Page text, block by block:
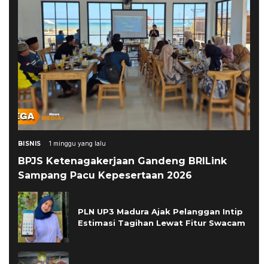
BISNIS 1 minggu yang lalu
BPJS Ketenagakerjaan Gandeng BRILink
Sampang Pacu Kepesertaan 2026
PLN UP3 Madura Ajak Pelanggan Intip
Estimasi Tagihan Lewat Fitur Swacam